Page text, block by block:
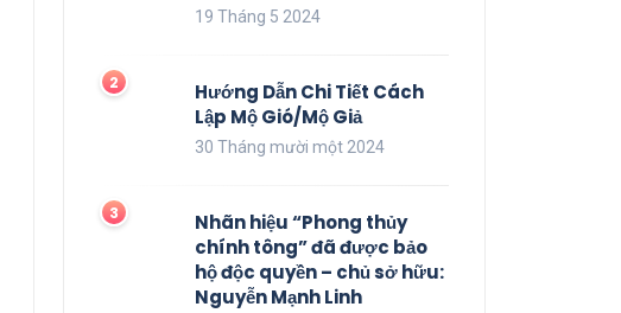
19 Tháng 5 2024
Hướng Dẫn Chi Tiết Cách
Lập Mộ Gió/Mộ Giả
30 Tháng mười một 2024
Nhãn hiệu “Phong thủy
chính tông” đã được bảo
hộ độc quyền – chủ sở hữu:
Nguyễn Mạnh Linh